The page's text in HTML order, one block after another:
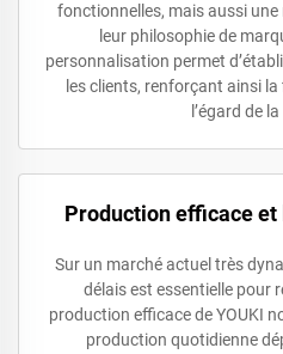
fonctionnelles, mais aussi
leur philosophie de
personnalisation permet
les clients, renforçant ainsi
l’égard de
Production efficace
Sur un marché actuel très
délais est essentielle pour
production efficace de YOUKI
production quotidienne